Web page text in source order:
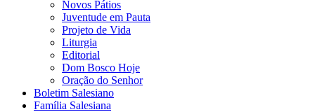
Novos Pátios
Juventude em Pauta
Projeto de Vida
Liturgia
Editorial
Dom Bosco Hoje
Oração do Senhor
Boletim Salesiano
Família Salesiana